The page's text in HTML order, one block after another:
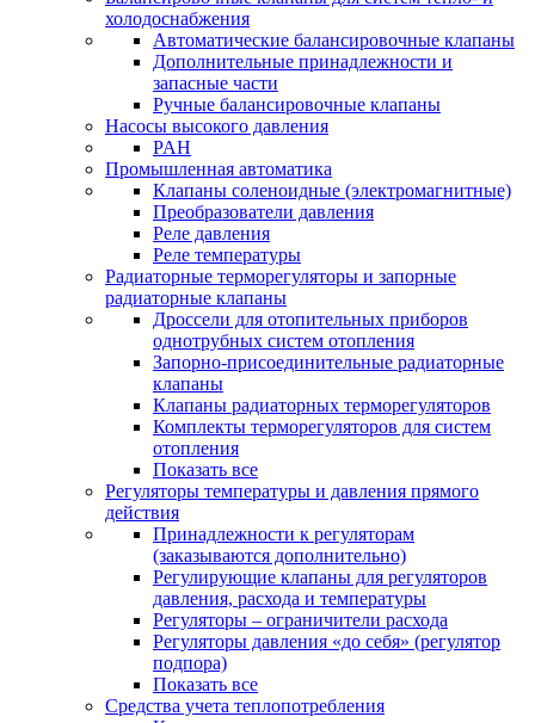
холодоснабжения
Автоматические балансировочные клапаны
Дополнительные принадлежности и
запасные части
Ручные балансировочные клапаны
Насосы высокого давления
PAH
Промышленная автоматика
Клапаны соленоидные (электромагнитные)
Преобразователи давления
Реле давления
Реле температуры
Радиаторные терморегуляторы и запорные
радиаторные клапаны
Дроссели для отопительных приборов
однотрубных систем отопления
Запорно-присоединительные радиаторные
клапаны
Клапаны радиаторных терморегуляторов
Комплекты терморегуляторов для систем
отопления
Показать все
Регуляторы температуры и давления прямого
действия
Принадлежности к регуляторам
(заказываются дополнительно)
Регулирующие клапаны для регуляторов
давления, расхода и температуры
Регуляторы – ограничители расхода
Регуляторы давления «до себя» (регулятор
подпора)
Показать все
Средства учета теплопотребления